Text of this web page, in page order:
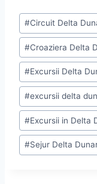
Post
Tags:
#Circuit Delta
#Croaziera Delta
#Excursii Delta
#excursii delta
#Excursii in Delta
#Sejur Delta